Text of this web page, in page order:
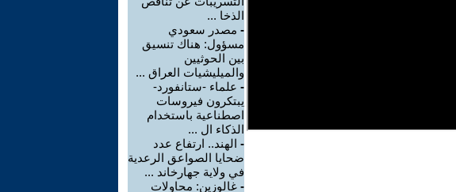
الذخا ...
- مصدر سعودي
مسؤول: هناك تنسيق
بين الحوثيين
والميليشيات العراق ...
- علماء -ستانفورد-
يبتكرون فيروسات
اصطناعية باستخدام
الذكاء ال ...
- الهند.. ارتفاع عدد
ضحايا الصواعق الرعدية
في ولاية جهارخاند ...
- غالوزين: محاولات